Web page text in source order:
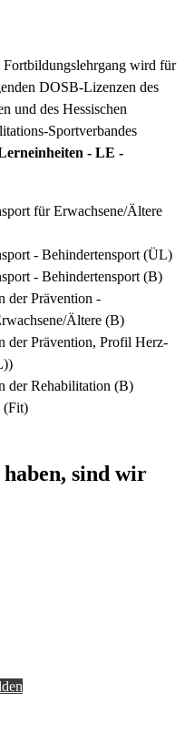
Fortbildungslehrgang wird für
DOSB-Lizenzen des
und des Hessischen
Sportverbandes
- LE -
für Erwachsene/Ältere
- Behindertensport (ÜL)
- Behindertensport (B)
der Prävention -
Ältere (B)
der Prävention, Profil Herz-
der Rehabilitation (B)
(Fit)
sind wir